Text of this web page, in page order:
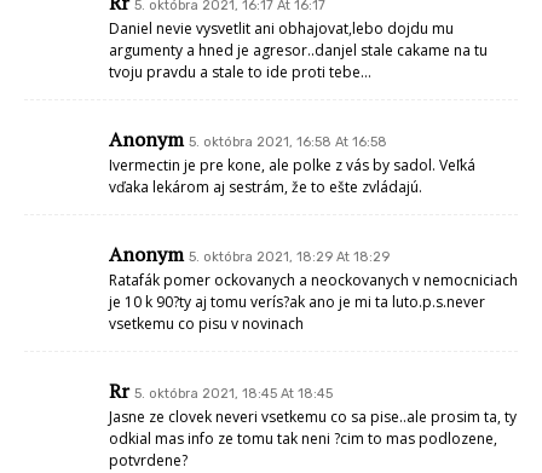
5. októbra 2021, 16:17 At 16:17
Daniel nevie vysvetlit ani obhajovat,lebo dojdu mu
argumenty a hned je agresor..danjel stale cakame na tu
tvoju pravdu a stale to ide proti tebe…
Anonym 5. októbra 2021, 16:58 At 16:58
Ivermectin je pre kone, ale polke z vás by sadol. Veľká
vďaka lekárom aj sestrám, že to ešte zvládajú.
Anonym 5. októbra 2021, 18:29 At 18:29
Ratafák pomer ockovanych a neockovanych v nemocniciach
je 10 k 90?ty aj tomu verís?ak ano je mi ta luto.p.s.never
vsetkemu co pisu v novinach
Rr 5. októbra 2021, 18:45 At 18:45
Jasne ze clovek neveri vsetkemu co sa pise..ale prosim ta, ty
odkial mas info ze tomu tak neni ?cim to mas podlozene,
potvrdene?